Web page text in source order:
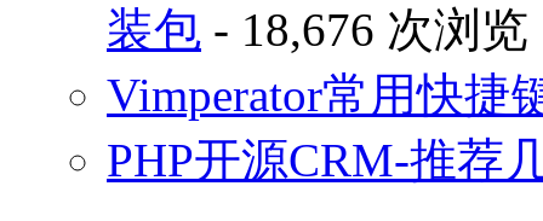
装包 - 18,676 次浏览
Vimperator常用快捷
PHP开源CRM-推荐